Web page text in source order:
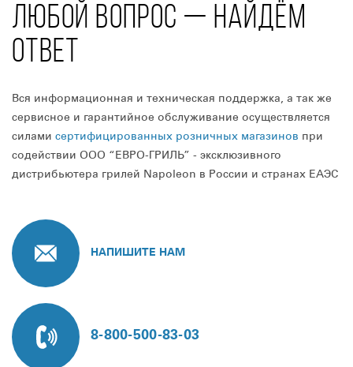
ЛЮБОЙ ВОПРОС — НАЙДЁМ
ОТВЕТ
Вся информационная и техническая поддержка, а так же
сервисное и гарантийное обслуживание осуществляется
силами сертифицированных розничных магазинов при
содействии ООО “ЕВРО-ГРИЛЬ” - эксклюзивного
дистрибьютера грилей Napoleon в России и странах ЕАЭС
НАПИШИТЕ НАМ
8-800-500-83-03